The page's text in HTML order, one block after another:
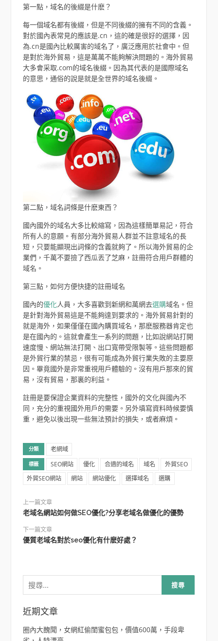
第一點，域名的後綴是什麽？
每一個域名都有後綴，但是不同後綴的擁有不同的含義。
對於國內表常見的應該是.cn，這的確是很好的選擇，因
為.cn是國內比較厲害的域名了，廣泛應用於社會中。但
是對於海外貿易，這是萬萬不能夠解決問題的。海外貿易
大多會采取.com的域名後綴。因為其代表的是國際域名
的意思，通俗的說是就是全世界的域名後綴。
第二點，域名詞條是什麽東西？
國內國外的域名大多比較縮寫，因為這樣簡單易記，符合
所有人的意願。有部分海外貿易人群並不註意域名的長
短，只要能顯現出詞條的含義就夠了。所以海外貿易的企
業們，千萬不要撿了西瓜丟了芝麻，註冊符合用戶群體的
域名。
第三點，如何方便快捷的註冊域名
國內的優化人員，大多喜歡到新網和萬網去選購域名。但
是針對海外貿易這是不能夠達到要求的。海外貿易針對的
就是海外，如果僅僅在國內購買域名，那麽服務器肯定也
是在國內的。這就會產生一系列的問題，比如說網站打開
速度慢、網站無法打開、出口寬帶受限製等。這些問題都
是外貿行業的禁忌，很有可能成為外貿行業失敗的主要原
因。畢竟國外是非常重視用戶體驗的。沒有用戶那來的貿
易，沒有貿易，那裏的利益。
註冊是要保證企業資料的完整性，國外的文化與國內不
同，充分的重視國外用戶的需要。另外填寫資料時候要慎
重，避免以後出現一些無法預計的損失，或者麻煩。
分類 老網域
標籤 SEO網站 優化 合適的域名 域名
外貿SEO
外貿SEO網站
網站 網站優化 選擇域名 選購
上一篇文章
老域名網站如何做SEO優化?分享老域名做優化的優勢
下一篇文章
優質老域名對於seo優化有什麽好處？
搜
尋
關
字:
近期文章
圈內大醜聞，女網紅偷閨蜜包包，價值600萬，手段卑